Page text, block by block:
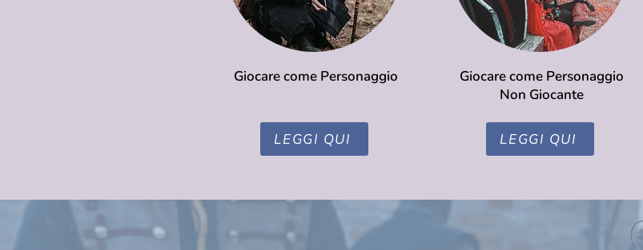
Giocare come Personaggio
LEGGI QUI
Giocare come Personaggio
Non Giocante
LEGGI QUI